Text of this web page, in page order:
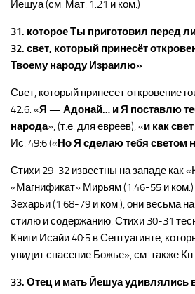
Йешуа (см. Мат. 1:21 и ком.)
31. которое Ты приготовил перед
32. свет, который принесёт
Твоему народу Израилю»
Свет, который принесет откровение
42:6: «Я — Адонай… и Я поставлю
народа», (т.е. для евреев), «и как
Ис. 49:6 (« Но Я сделаю тебя светом
Стихи 29-32 известны на западе как
«Магнификат» Мирьям (1:46-55 и
Зехарьи (1:68-79 и ком.), они весьма
стилю и содержанию. Стихи 30-31
Книги Исайи 40:5 в Септуагинте,
увидит спасение Божье», см. также
33. Отец и мать Йешуа удивлялись